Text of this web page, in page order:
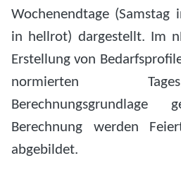
Wochenendtage (Samstag
in hellrot) dargestellt. Im
Erstellung von
normierten
Berechnung werden
abgebildet.